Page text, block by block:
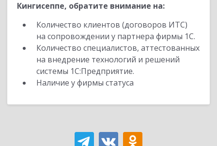
Кингисеппе, обратите внимание на:
Количество клиентов (договоров ИТС)
на сопровождении у партнера фирмы 1С.
Количество специалистов, аттестованных
на внедрение технологий и решений
системы 1С:Предприятие.
Наличие у фирмы статуса